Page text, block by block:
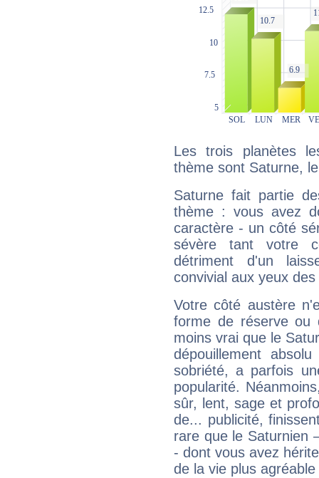
Les trois planètes
thème sont Saturne,
Saturne fait partie
thème : vous avez
caractère - un côté
sévère tant votre
détriment d'un
convivial aux yeux
Votre côté austère
forme de réserve
moins vrai que le
dépouillement
sobriété, a parfois
popularité.
sûr, lent, sage et
de... publicité,
rare que le Saturnien
- dont vous avez
de la vie plus